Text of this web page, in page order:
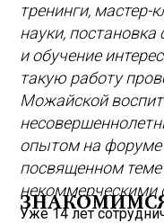
тренинги, мастер-
науки,
и обучение
такую работу
Можайской
опытом на
посвященном
некоммерческими
Уже 14 лет